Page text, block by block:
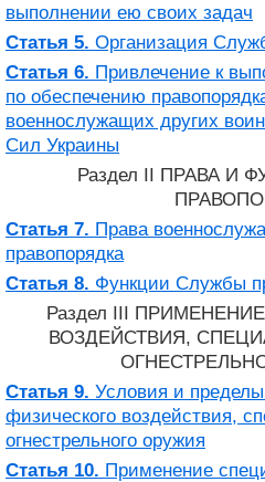
выполнении ею своих задач
Статья 5. Организация
Статья 6. Привлечение к
по обеспечению
военнослужащих других
Сил Украины
Раздел II ПРАВА И
Статья 7. Права
правопорядка
Статья 8. Функции Службы
Раздел III
ВОЗДЕЙСТВИЯ,
Статья 9. Условия и
физического воздействия,
огнестрельного оружия
Статья 10. Применение